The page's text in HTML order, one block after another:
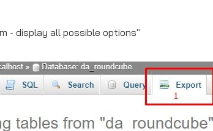
- display all possible options"